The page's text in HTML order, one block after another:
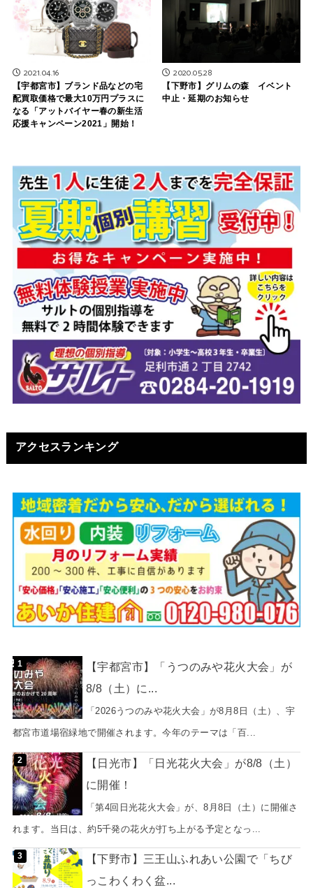
2021.04.16
【宇都宮市】ブランド品などの宅
配買取価格で最大10万円プラスに
なる「アットバイヤー春の新生活
応援キャンペーン2021」開始！
2020.05.28
【下野市】グリムの森 イベント
中止・延期のお知らせ
アクセスランキング
【宇都宮市】「うつのみや花火大会」が
8/8（土）に...
「2026うつのみや花火大会」が8月8日（土）、宇
都宮市道場宿緑地で開催されます。今年のテーマは「百...
【日光市】「日光花火大会」が8/8（土）
に開催！
「第4回日光花火大会」が、8月8日（土）に開催さ
れます。当日は、約5千発の花火が打ち上がる予定となっ...
【下野市】三王山ふれあい公園で「ちび
っこわくわく盆...